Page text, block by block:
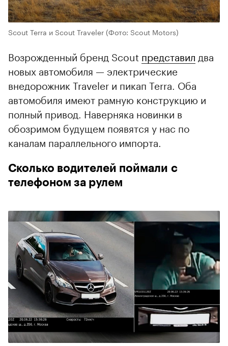
Scout Terra и Scout Traveler(Фото: Scout Motors)
Возрожденный бренд Scout представил два
новых автомобиля — электрические
внедорожник Traveler и пикап Terra. Оба
автомобиля имеют рамную конструкцию и
полный привод. Наверняка новинки в
обозримом будущем появятся у нас по
каналам параллельного импорта.
Сколько водителей поймали с
телефоном за рулем